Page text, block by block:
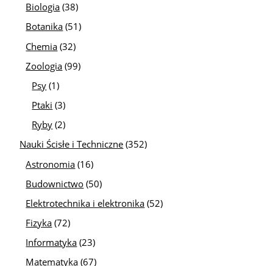
Biologia (38)
Botanika (51)
Chemia (32)
Zoologia (99)
Psy (1)
Ptaki (3)
Ryby (2)
Nauki Ścisłe i Techniczne (352)
Astronomia (16)
Budownictwo (50)
Elektrotechnika i elektronika (52)
Fizyka (72)
Informatyka (23)
Matematyka (67)